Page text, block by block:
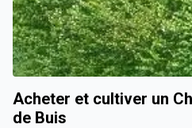
Acheter et cultiver un
de Buis